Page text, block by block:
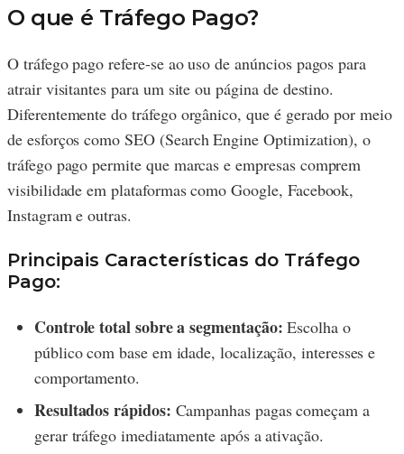
O que é Tráfego Pago?
O tráfego pago refere-se ao uso de anúncios pagos para
atrair visitantes para um site ou página de destino.
Diferentemente do tráfego orgânico, que é gerado por meio
de esforços como SEO (Search Engine Optimization), o
tráfego pago permite que marcas e empresas comprem
visibilidade em plataformas como Google, Facebook,
Instagram e outras.
Principais Características do Tráfego
Pago:
Controle total sobre a segmentação: Escolha o
público com base em idade, localização, interesses e
comportamento.
Resultados rápidos: Campanhas pagas começam a
gerar tráfego imediatamente após a ativação.